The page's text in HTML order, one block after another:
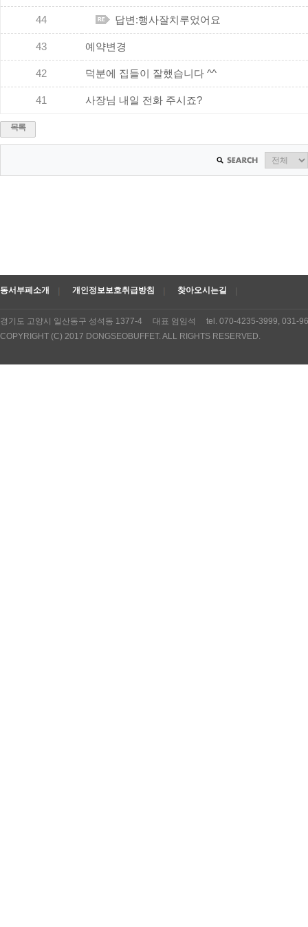
44 답변:행사잘치루었어요
43 예약변경
42 덕분에 집들이 잘했습니다 ^^
41 사장님 내일 전화 주시죠?
목록
동서부페소개 개인정보보호취급방침 찾아오시는길
경기도 고양시 일산동구 성석동 1377-4 대표 엄임석 tel. 070-4235-3999,
COPYRIGHT (C) 2017 DONGSEOBUFFET. ALL RIGHTS RESERVED.